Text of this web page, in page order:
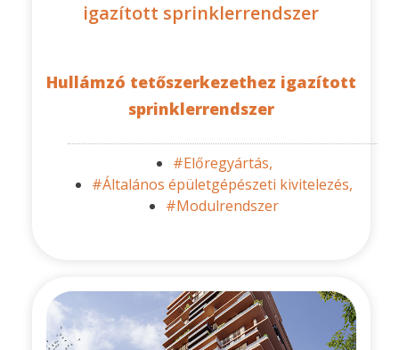
igazított sprinklerrendszer
Hullámzó tetőszerkezethez igazított
sprinklerrendszer
#Előregyártás,
#Általános épületgépészeti kivitelezés,
#Modulrendszer